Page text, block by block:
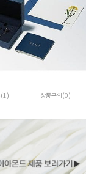
(1) 상품문의(0)